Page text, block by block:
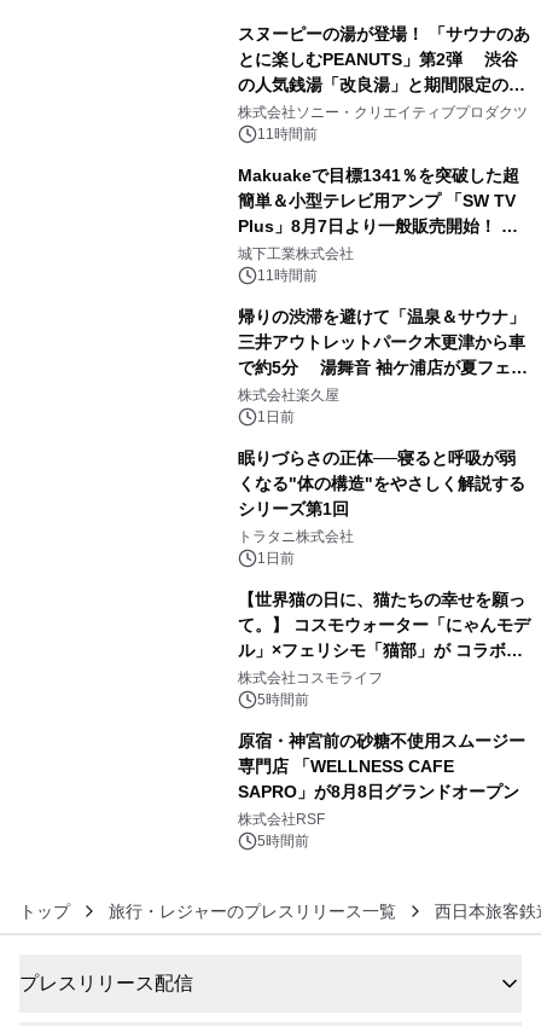
スヌーピーの湯が登場！ 「サウナのあ
とに楽しむPEANUTS」第2弾 渋谷
の人気銭湯「改良湯」と期間限定のコ
ラボレーション サウナイキタイコラ
ボグッズも発売決定！
株式会社ソニー・クリエイティブプロダクツ
11時間前
Makuakeで目標1341％を突破した超
簡単＆小型テレビ用アンプ 「SW TV
Plus」8月7日より一般販売開始！ ケ
ーブル1本つなぐだけ、テレビの音が
ぐっと豊かに
城下工業株式会社
11時間前
帰りの渋滞を避けて「温泉＆サウナ」
三井アウトレットパーク木更津から車
で約5分 湯舞音 袖ケ浦店が夏フェア
メニューを提供
株式会社楽久屋
1日前
眠りづらさの正体──寝ると呼吸が弱
くなる"体の構造"をやさしく解説する
シリーズ第1回
トラタニ株式会社
1日前
【世界猫の日に、猫たちの幸せを願っ
て。】 コスモウォーター「にゃんモデ
ル」×フェリシモ「猫部」が コラボキ
ャンペーンを実施
株式会社コスモライフ
5時間前
原宿・神宮前の砂糖不使用スムージー
専門店 「WELLNESS CAFE
SAPRO」が8月8日グランドオープン
株式会社RSF
5時間前
トップ 旅行・レジャーのプレスリリース一覧 西日本旅客
プレスリリース配信